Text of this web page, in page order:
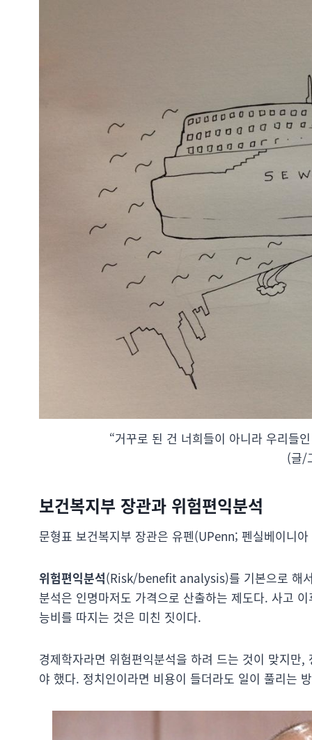
“거꾸로 된 건 너희들이 아니라 우리들
(글/
보건복지부 장관과 위험편익분석
문형표 보건복지부 장관은 유펜(UPenn; 펜실베이니
위험편익분석(Risk/benefit analysis)를 기본으로 해
분석은 인명마저도 가격으로 산출하는 제도다. 사고
능비를 따지는 것은 미친 짓이다.
경제학자라면 위험편익분석을 하려 드는 것이 맞지
야 했다. 정치인이라면 비용이 들더라도 일이 풀리는